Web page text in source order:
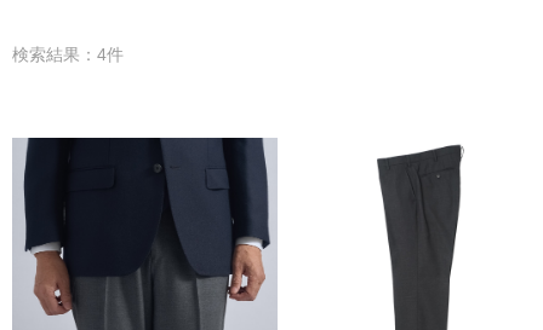
検索結果：4件